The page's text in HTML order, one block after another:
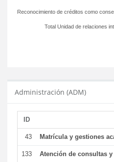
Total Unidad de relaciones
Reconocimiento de créditos como
Administración (ADM)
ID
43 Matrícula y gestiones
133 Atención de consultas